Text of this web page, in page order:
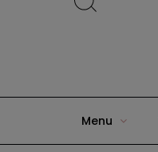
Menu